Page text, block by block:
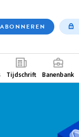
ABONNEREN
Tijdschrift Banenbank